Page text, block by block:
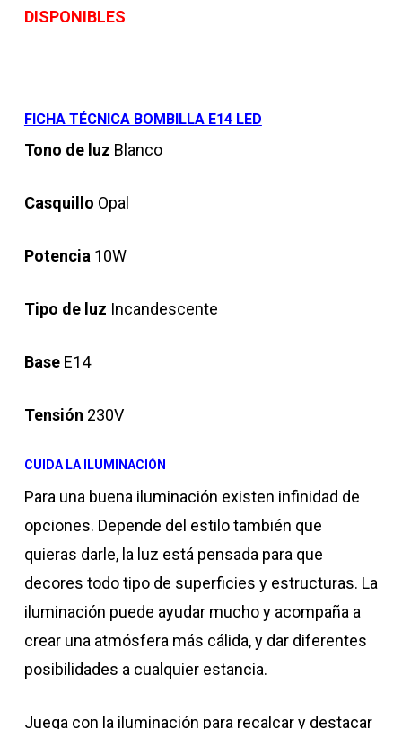
DISPONIBLES
FICHA TÉCNICA BOMBILLA E14 LED
Tono de luz Blanco
Casquillo Opal
Potencia 10W
Tipo de luz Incandescente
Base E14
Tensión 230V
CUIDA LA ILUMINACIÓN
Para una buena iluminación existen infinidad de
opciones. Depende del estilo también que
quieras darle, la luz está pensada para que
decores todo tipo de superficies y estructuras. La
iluminación puede ayudar mucho y acompaña a
crear una atmósfera más cálida, y dar diferentes
posibilidades a cualquier estancia.
Juega con la iluminación para recalcar y destacar